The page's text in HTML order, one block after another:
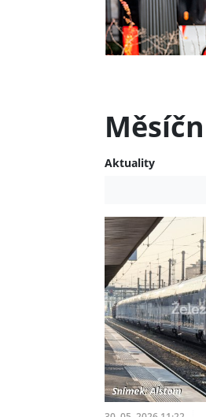
Aktuality